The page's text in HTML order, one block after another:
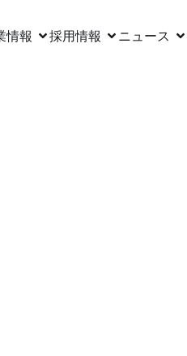
情報 採用情報 ニュース